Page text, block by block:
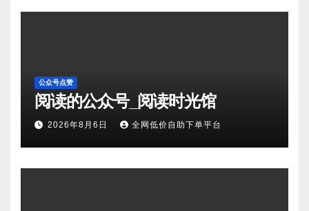
公众号点赞
阅读的公众号_阅读时光馆
2026年8月6日 全网低价自助下单平台